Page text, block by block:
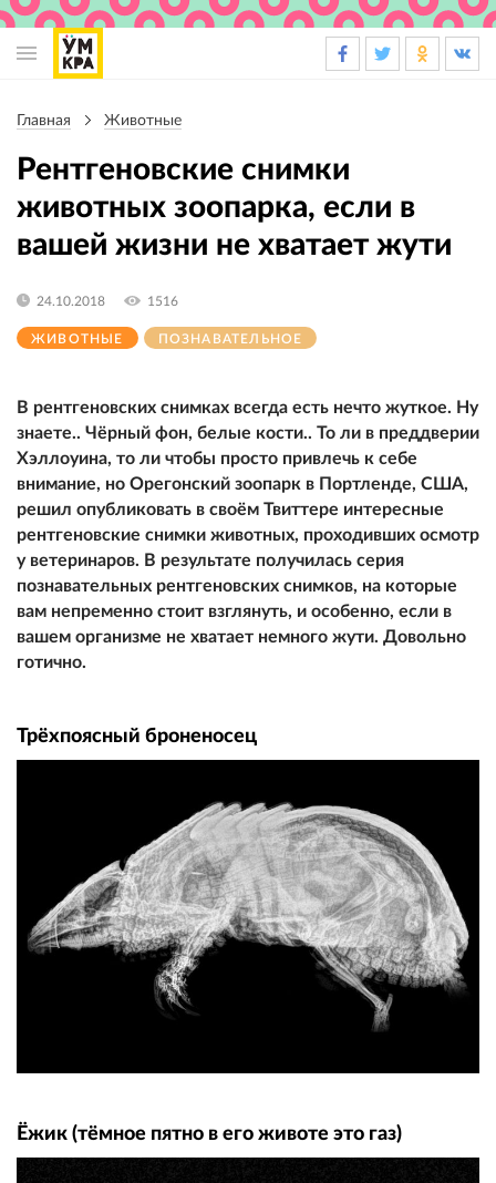
навигация
навигации
Главная Животные
Рентгеновские снимки
животных зоопарка, если в
вашей жизни не хватает жути
ЖИВОТНЫЕ ПОЗНАВАТЕЛЬНОЕ
24.10.2018 1516
В рентгеновских снимках всегда есть нечто жуткое. Ну
знаете.. Чёрный фон, белые кости.. То ли в преддверии
Хэллоуина, то ли чтобы просто привлечь к себе
внимание, но Орегонский зоопарк в Портленде, США,
решил опубликовать в своём Твиттере интересные
рентгеновские снимки животных, проходивших осмотр
у ветеринаров. В результате получилась серия
познавательных рентгеновских снимков, на которые
вам непременно стоит взглянуть, и особенно, если в
вашем организме не хватает немного жути. Довольно
готично.
Трёхпоясный броненосец
Ёжик (тёмное пятно в его животе это газ)